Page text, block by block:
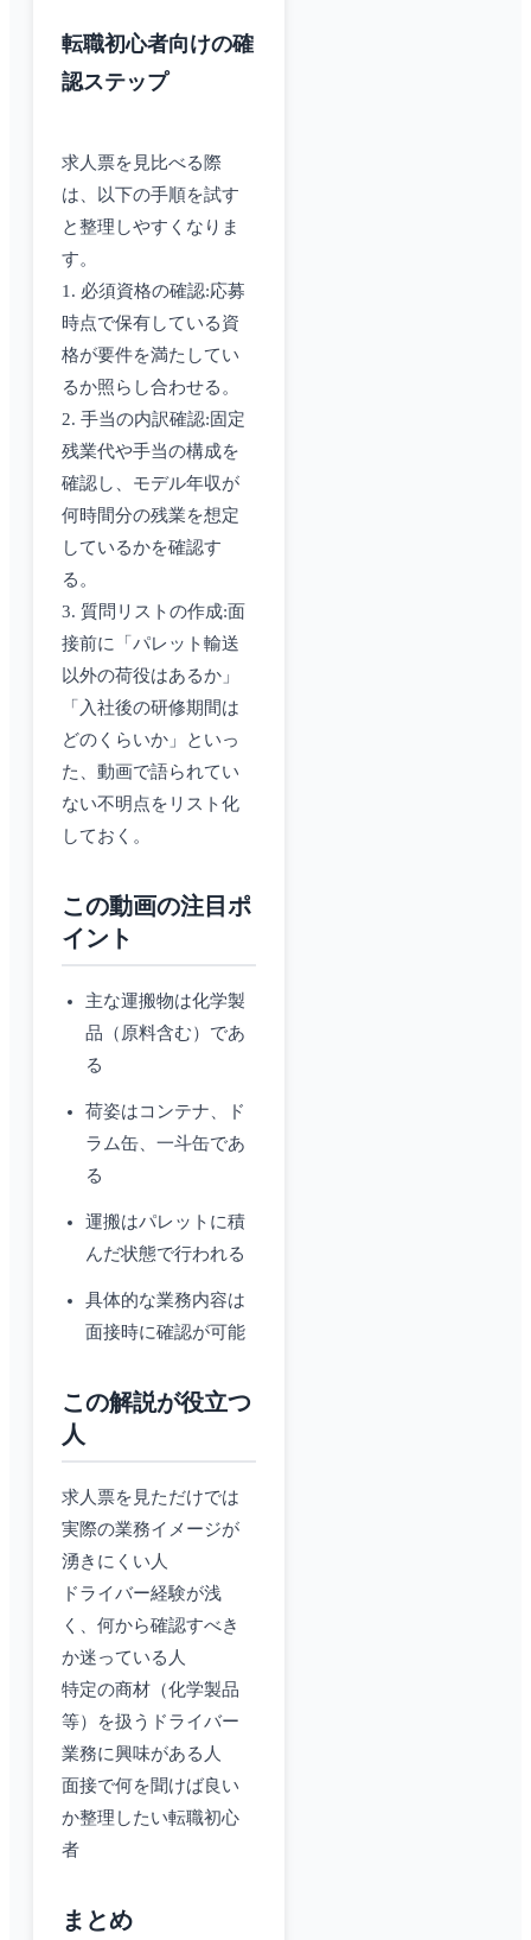
転職初心者向けの確
認ステップ
求人票を見比べる際
は、以下の手順を試す
と整理しやすくなりま
す。
1. 必須資格の確認:応募
時点で保有している資
格が要件を満たしてい
るか照らし合わせる。
2. 手当の内訳確認:固定
残業代や手当の構成を
確認し、モデル年収が
何時間分の残業を想定
しているかを確認す
る。
3. 質問リストの作成:面
接前に「パレット輸送
以外の荷役はあるか」
「入社後の研修期間は
どのくらいか」といっ
た、動画で語られてい
ない不明点をリスト化
しておく。
この動画の注目ポ
イント
主な運搬物は化学製
品（原料含む）であ
る
荷姿はコンテナ、ド
ラム缶、一斗缶であ
る
運搬はパレットに積
んだ状態で行われる
具体的な業務内容は
面接時に確認が可能
この解説が役立つ
人
求人票を見ただけでは
実際の業務イメージが
湧きにくい人
ドライバー経験が浅
く、何から確認すべき
か迷っている人
特定の商材（化学製品
等）を扱うドライバー
業務に興味がある人
面接で何を聞けば良い
か整理したい転職初心
者
まとめ